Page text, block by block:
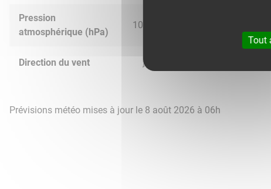
Pression
atmosphérique (hPa)
1015.0
Direction du vent
Prévisions météo mises à jour le 8 août 2026 à 06h
Tout